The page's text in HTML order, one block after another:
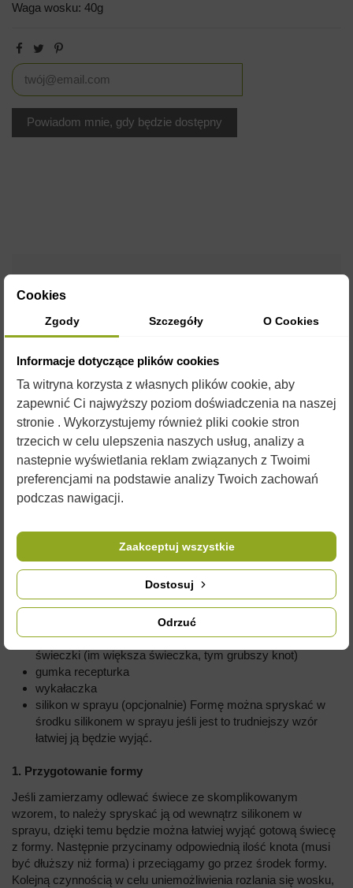
Waga wosku: 40g
Formy silikonowe są wykonane z elastycznego i wytrzymałego
wielokrotne ich użycie.
Przed uzupełnieniem formy płynnym woskiem, zaleca się
spryskanie jej silikonem w sprayu. Silikon jest jednocześnie
konserwantem dla formy i czynnikiem ułatwiającym
wyjmowanie gotowych świec.
W naszym sklepie znajdą Państwo
formy na każdą okazję
doskonałego urozmaicenia produkcji świecprzydadzą się
barwniki i aromatyktóre również można znaleźć w naszym
Przepis jak wykonać świecę z wosku pszczelego w kilku
prostych krokach:
knot o odpowiedniej grubości, dobrany do wielkości
świeczki (im większa świeczka, tym grubszy knot)
gumka recepturka
wykałaczka
silikon w sprayu (opcjonalnie) Formę można spryskać w
środku silikonem w sprayu jeśli jest to trudniejszy wzór
łatwiej ją będzie wyjąć.
1. Przygotowanie formy
Jeśli zamierzamy odlewać świece ze skomplikowanym
wzorem, to należy spryskać ją od wewnątrz silikonem w
sprayu, dzięki temu będzie można łatwiej wyjąć gotową świecę
z formy. Następnie przycinamy odpowiednią ilość knota (musi
być dłuższy niż forma) i przeciągamy go przez środek formy.
Kolejną czynnością w celu uniemożliwienia rozlania się wosku,
Cookies
Zgody Szczegóły O Cookies
Informacje dotyczące plików cookies
Ta witryna korzysta z własnych plików cookie, aby
zapewnić Ci najwyższy poziom doświadczenia na naszej
stronie . Wykorzystujemy również pliki cookie stron
trzecich w celu ulepszenia naszych usług, analizy a
nastepnie wyświetlania reklam związanych z Twoimi
preferencjami na podstawie analizy Twoich zachowań
podczas nawigacji.
Odrzuć
Dostosuj
Zaakceptuj wszystkie